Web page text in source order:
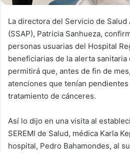
La directora del Servicio de Salud
(SSAP), Patricia Sanhueza,
personas usuarias del Hospital
beneficiarias de la alerta sanitaria
permitirá que, antes de fin de
atenciones que tenían
tratamiento de cánceres.
Así lo dijo en una visita al
SEREMI de Salud, médica Karla
hospital, Pedro Bahamondes, al